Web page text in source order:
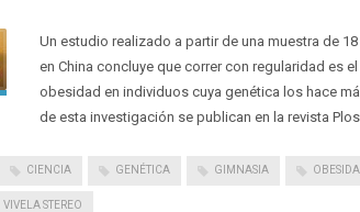
Un estudio realizado a partir de una muestra de
en China concluye que correr con regularidad es
obesidad en individuos cuya genética los hace
de esta investigación se publican en la revista
CIENCIA GENÉTICA GIMNASIA
VIVELA STEREO